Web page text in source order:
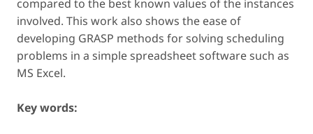
compared to the best known values of the instances
involved. This work also shows the ease of
developing GRASP methods for solving scheduling
problems in a simple spreadsheet software such as
MS Excel.
Key words: